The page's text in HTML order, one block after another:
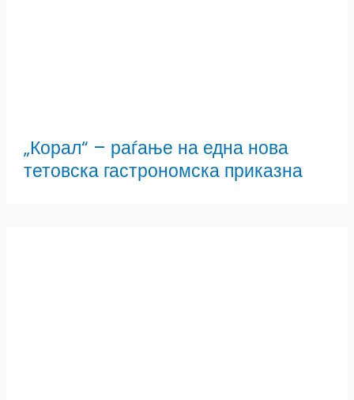
„Корал“ – раѓање на една нова
тетовска гастрономска приказна